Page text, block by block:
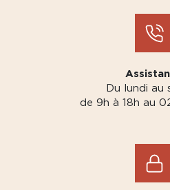
Du lundi au
de 9h à 18h au